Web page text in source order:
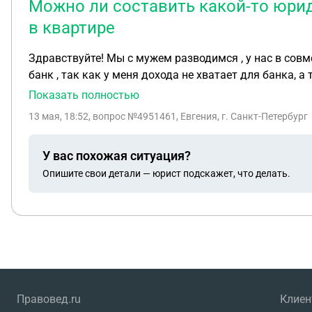
Можно ли составить какой-то
в квартире
Здравствуйте! Мы с мужем разводимся , у нас в совместной собственности квартира, ипотека на нем. На меня рефинансирование не получается сделать через
банк , так как у меня дохода не хватает для банка, а также я не созаемщик, а
договор, чтобы мы развелись, я осталась жить в
Показать полностью
13 мая, 18:52, вопрос №4951461, Евгения, г. Санкт-Петербург
У вас похожая ситуация?
Опишите свои детали — юрист подскажет, что делать.
Правовед.ru